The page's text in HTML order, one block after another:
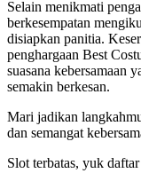
Selain menikmati
berkesempatan
disiapkan panitia.
penghargaan Best
suasana kebersamaan
semakin berkesan.
Mari jadikan
dan semangat
Slot terbatas, yuk